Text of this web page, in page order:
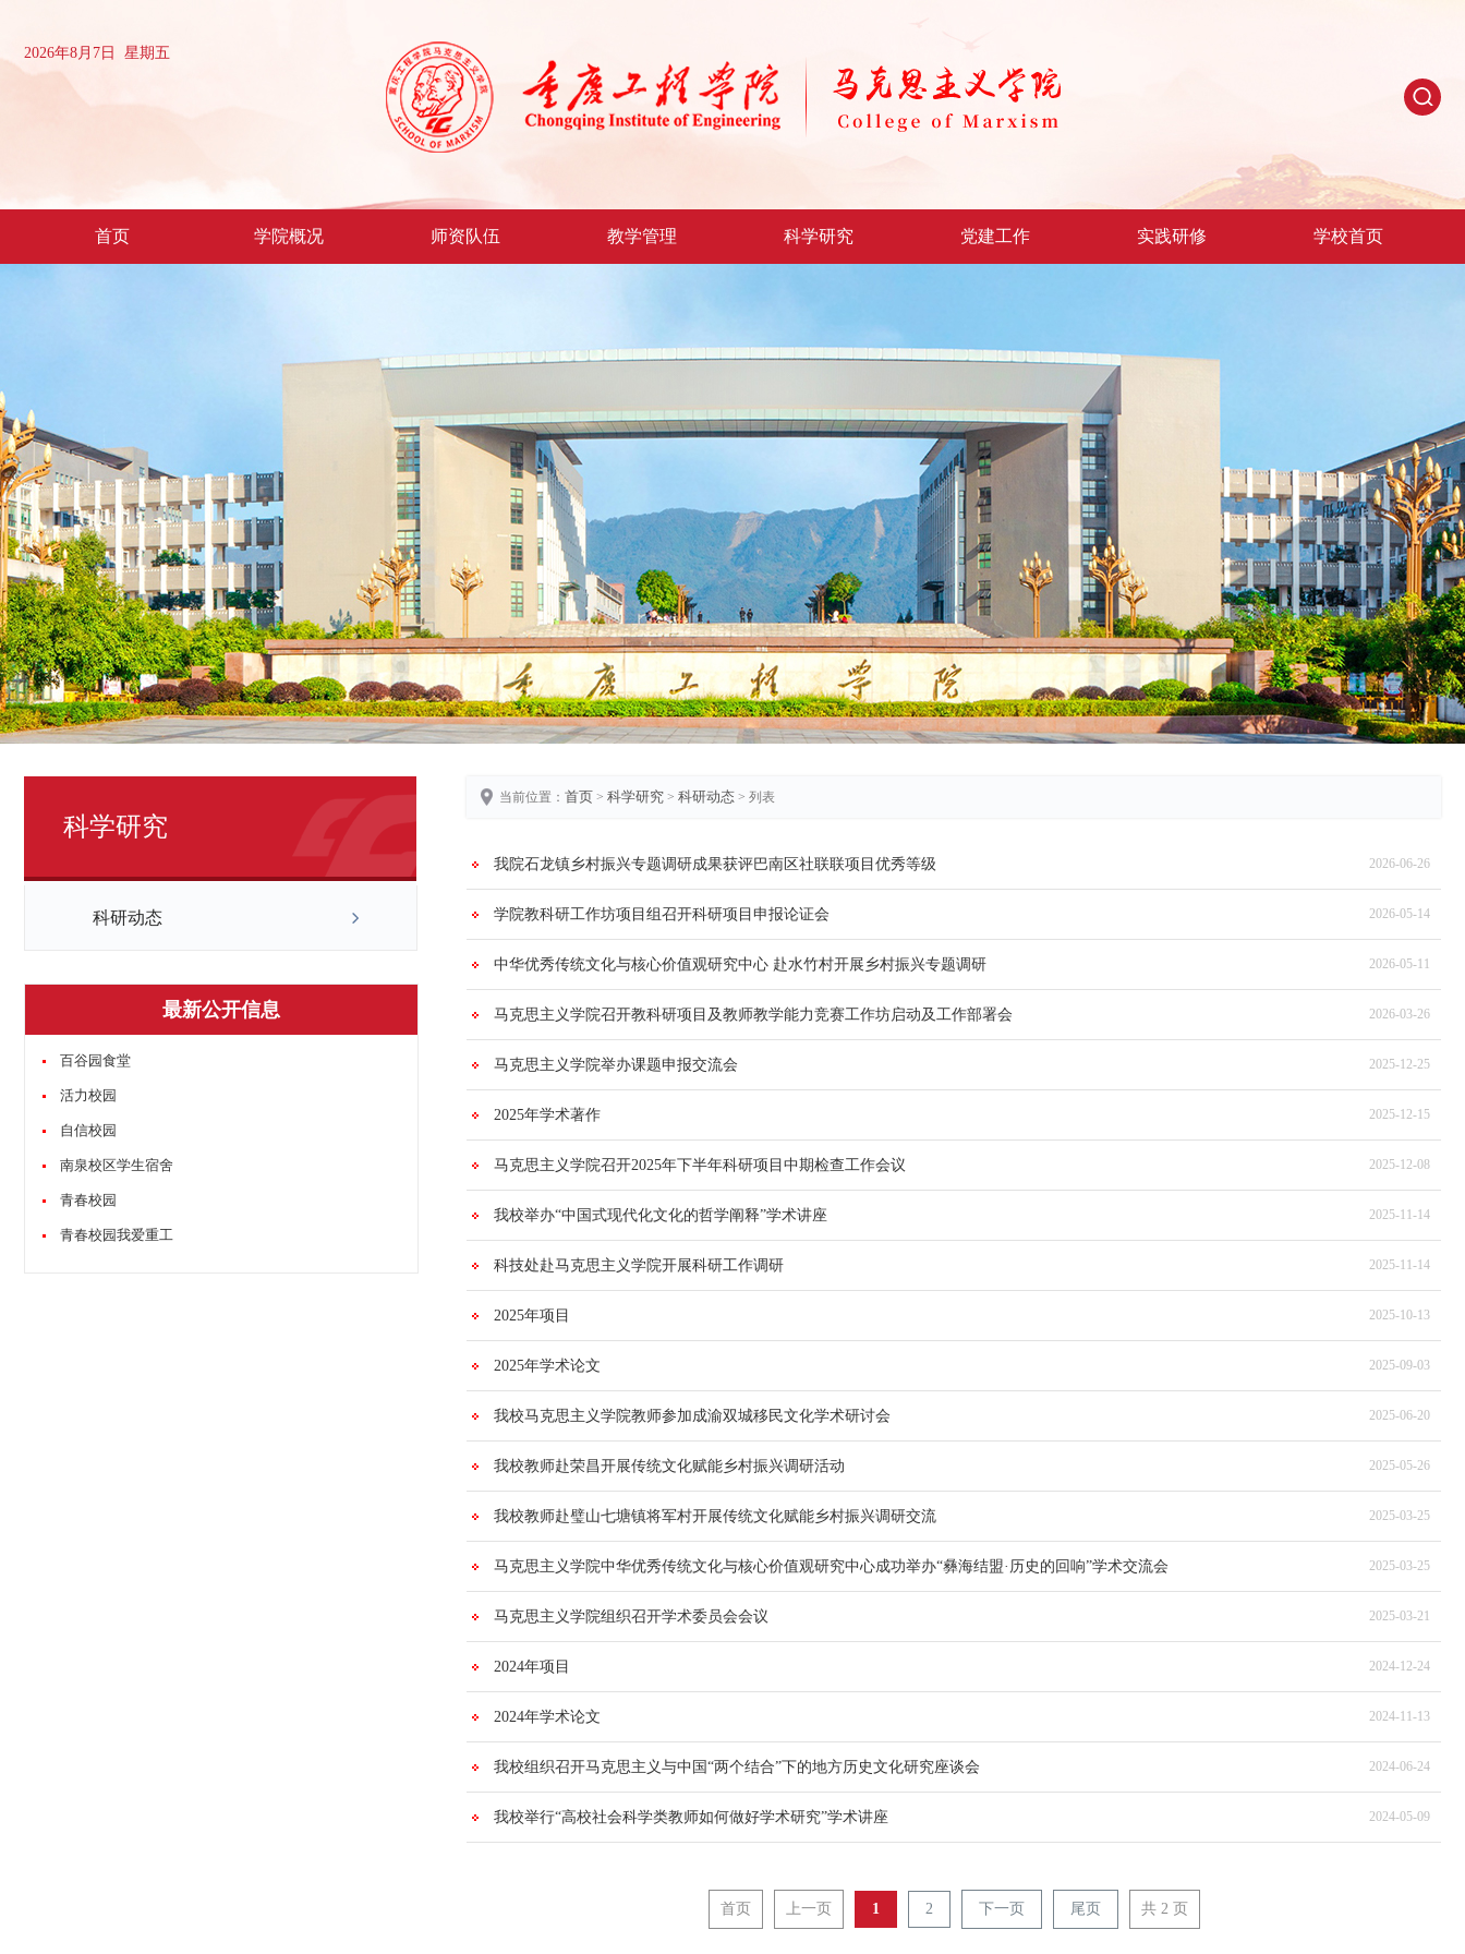
2026年8月7日 星期五
首页 学院概况 师资队伍 教学管理 科学研究 党建工作 实践研修 学校首页
科学研究
科研动态
最新公开信息
百谷园食堂
活力校园
自信校园
南泉校区学生宿舍
青春校园
青春校园我爱重工
当前位置： 首页 > 科学研究 > 科研动态 > 列表
2026-06-26
我院石龙镇乡村振兴专题调研成果获评巴南区社联联项目优秀等级
2026-05-14
学院教科研工作坊项目组召开科研项目申报论证会
2026-05-11
中华优秀传统文化与核心价值观研究中心 赴水竹村开展乡村振兴专题调研
2026-03-26
马克思主义学院召开教科研项目及教师教学能力竞赛工作坊启动及工作部署会
2025-12-25
马克思主义学院举办课题申报交流会
2025-12-15
2025年学术著作
2025-12-08
马克思主义学院召开2025年下半年科研项目中期检查工作会议
2025-11-14
我校举办“中国式现代化文化的哲学阐释”学术讲座
2025-11-14
科技处赴马克思主义学院开展科研工作调研
2025-10-13
2025年项目
2025-09-03
2025年学术论文
2025-06-20
我校马克思主义学院教师参加成渝双城移民文化学术研讨会
2025-05-26
我校教师赴荣昌开展传统文化赋能乡村振兴调研活动
2025-03-25
我校教师赴璧山七塘镇将军村开展传统文化赋能乡村振兴调研交流
2025-03-25
马克思主义学院中华优秀传统文化与核心价值观研究中心成功举办“彝海结盟·历史的回响”学术交流会
2025-03-21
马克思主义学院组织召开学术委员会会议
2024-12-24
2024年项目
2024-11-13
2024年学术论文
2024-06-24
我校组织召开马克思主义与中国“两个结合”下的地方历史文化研究座谈会
2024-05-09
我校举行“高校社会科学类教师如何做好学术研究”学术讲座
首页 上一页 1 2 下一页 尾页 共 2 页